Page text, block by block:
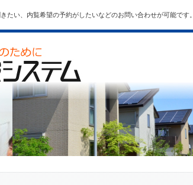
い、内覧希望の予約がしたいなどのお問い合わせが可能です。